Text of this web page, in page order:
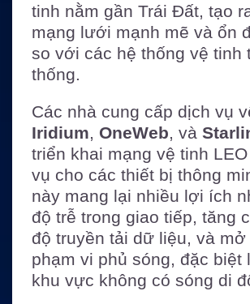
tinh nằm gần Trái Đất, tạo
mạng lưới mạnh mẽ và ổn
so với các hệ thống vệ tinh
thống.
Các nhà cung cấp dịch vụ
Iridium
OneWeb , và
triển khai mạng vệ tinh
vụ cho các thiết bị thông
này mang lại nhiều lợi ích
độ trễ trong giao tiếp, tăng
độ truyền tải dữ liệu, và mở
phạm vi phủ sóng, đặc biệt
khu vực không có sóng di